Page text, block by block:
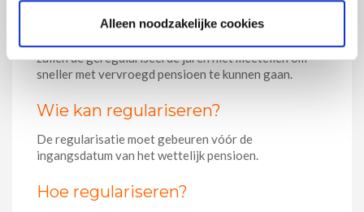
Alleen noodzakelijke cookies
Belangrijk om weten is dat het regulariseren van
zullen de geregulariseerde jaren niet meetellen om
sneller met vervroegd pensioen te kunnen gaan.
Wie kan regulariseren?
De regularisatie moet gebeuren vóór de
ingangsdatum van het wettelijk pensioen.
Hoe regulariseren?